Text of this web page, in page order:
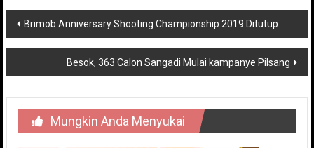
Navigasi
pos
Brimob Anniversary Shooting Championship 2019 Ditutup
Besok, 363 Calon Sangadi Mulai kampanye Pilsang
Mungkin Anda Menyukai